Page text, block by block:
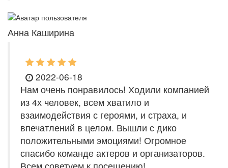
Анна Каширина
2022-06-18
Нам очень понравилось! Ходили компанией
из 4х человек, всем хватило и
взаимодействия с героями, и страха, и
впечатлений в целом. Вышли с дико
положительными эмоциями! Огромное
спасибо команде актеров и организаторов.